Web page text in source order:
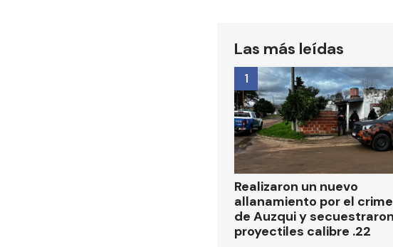
Las más leídas
Realizaron un nuevo
allanamiento por el
de Auzqui y secuestraron
proyectiles calibre .22
1